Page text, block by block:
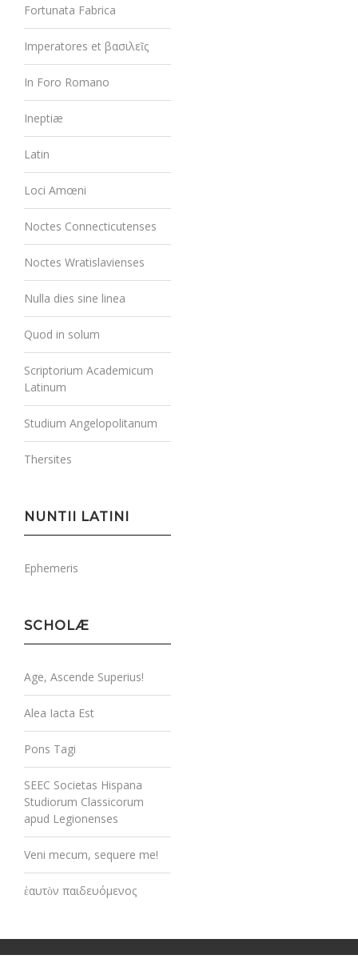
Fortunata Fabrica
Imperatores et βασιλεῖς
In Foro Romano
Ineptiæ
Latin
Loci Amœni
Noctes Connecticutenses
Noctes Wratislavienses
Nulla dies sine linea
Quod in solum
Scriptorium Academicum
Latinum
Studium Angelopolitanum
Thersites
NUNTII LATINI
Ephemeris
SCHOLÆ
Age, Ascende Superius!
Alea Iacta Est
Pons Tagi
SEEC Societas Hispana
Studiorum Classicorum
apud Legionenses
Veni mecum, sequere me!
ἑαυτὸν παιδευόμενος